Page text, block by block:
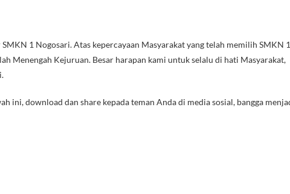
1 Nogosari. Atas kepercayaan Masyarakat yang telah memilih SMKN 1
Menengah Kejuruan. Besar harapan kami untuk selalu di hati Masyarakat,
ini, download dan share kepada teman Anda di media sosial, bangga